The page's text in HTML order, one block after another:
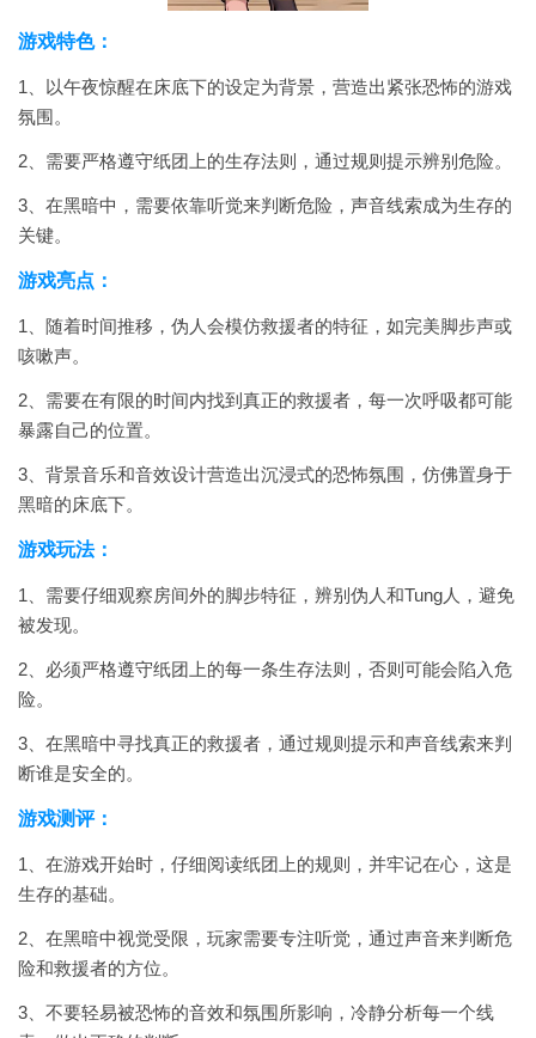
游戏特色：
1、以午夜惊醒在床底下的设定为背景，营造出紧张恐怖的游戏
氛围。
2、需要严格遵守纸团上的生存法则，通过规则提示辨别危险。
3、在黑暗中，需要依靠听觉来判断危险，声音线索成为生存的
关键。
游戏亮点：
1、随着时间推移，伪人会模仿救援者的特征，如完美脚步声或
咳嗽声。
2、需要在有限的时间内找到真正的救援者，每一次呼吸都可能
暴露自己的位置。
3、背景音乐和音效设计营造出沉浸式的恐怖氛围，仿佛置身于
黑暗的床底下。
游戏玩法：
1、需要仔细观察房间外的脚步特征，辨别伪人和Tung人，避免
被发现。
2、必须严格遵守纸团上的每一条生存法则，否则可能会陷入危
险。
3、在黑暗中寻找真正的救援者，通过规则提示和声音线索来判
断谁是安全的。
游戏测评：
1、在游戏开始时，仔细阅读纸团上的规则，并牢记在心，这是
生存的基础。
2、在黑暗中视觉受限，玩家需要专注听觉，通过声音来判断危
险和救援者的方位。
3、不要轻易被恐怖的音效和氛围所影响，冷静分析每一个线